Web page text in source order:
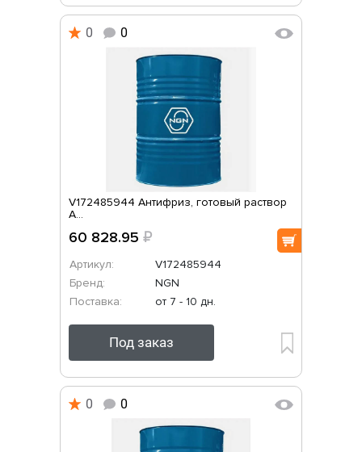
0 0
V172485944 Антифриз, готовый раствор
A...
60 828.95 ₽
Артикул:
V172485944
Бренд:
NGN
Поставка:
от 7 - 10 дн.
Под заказ
0 0